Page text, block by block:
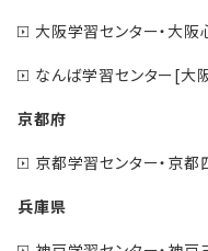
大阪学習センター・大
なんば学習センター[大
京都府
京都学習センター・京
兵庫県